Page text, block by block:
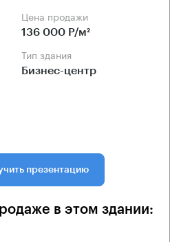
Цена продажи
136 000 Р/м²
Тип здания
Бизнес-центр
презентацию
в этом здании: